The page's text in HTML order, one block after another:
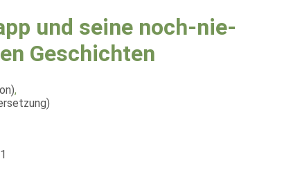
und seine noch-nie-
Geschichten
,